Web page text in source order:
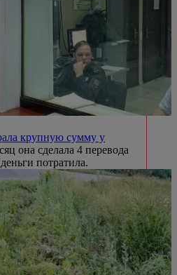
крупную сумму у
она сделала 4 перевода
потратила.